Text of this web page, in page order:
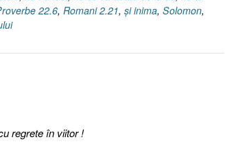
22.6, Romani 2.21, şi inima, Solomon,
regrete în viitor !